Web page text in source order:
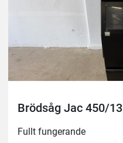
Brödsåg Jac 450/13
Fullt fungerande